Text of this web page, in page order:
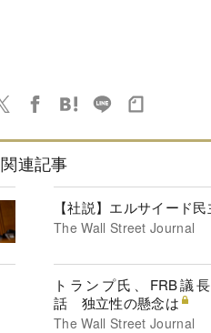
関連記事
【社説】エルサイード
The Wall Street Journal
トランプ氏、FRB議
話 独立性の懸念は
The Wall Street Journal